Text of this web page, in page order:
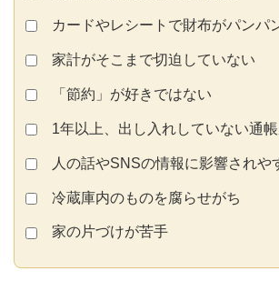
カードやレシートで財布がパンパ
家計がそこまで切迫していない
「節約」が好きではない
1年以上、出し入れしていない通帳
人の話やSNSの情報に影響されや
冷蔵庫内のものを腐らせがち
家の片づけが苦手